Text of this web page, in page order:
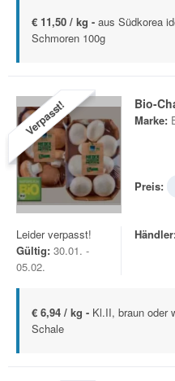
€ 11,50 / kg - aus Südkorea
Schmoren 100g
Verpasst! Bio-
Marke:
Preis:
Leider verpasst!
Gültig: 30.01. -
05.02.
€ 6,94 / kg - Kl.II, braun oder
Schale